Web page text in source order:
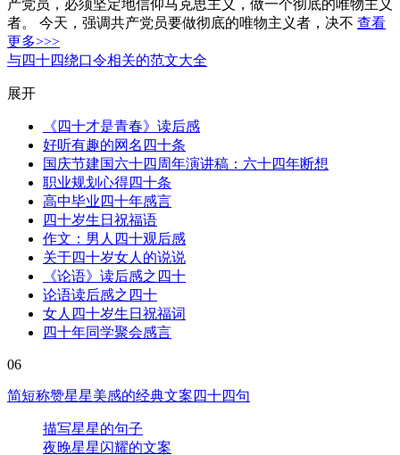
产党员，必须坚定地信仰马克思主义，做一个彻底的唯物主义
者。 今天，强调共产党员要做彻底的唯物主义者，决不 查看
更多>>>
与四十四绕口令相关的范文大全
展开
《四十才是青春》读后感
好听有趣的网名四十条
国庆节建国六十四周年演讲稿：六十四年断想
职业规划心得四十条
高中毕业四十年感言
四十岁生日祝福语
作文：男人四十观后感
关于四十岁女人的说说
《论语》读后感之四十
论语读后感之四十
女人四十岁生日祝福词
四十年同学聚会感言
06
简短称赞星星美感的经典文案四十四句
描写星星的句子
夜晚星星闪耀的文案